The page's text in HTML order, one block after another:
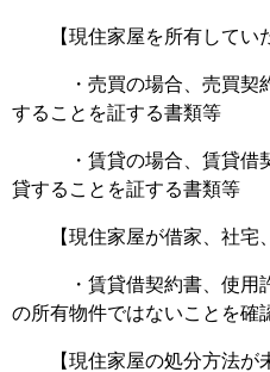
【現住家屋を所有していた
・売買の場合、売買契約(
することを証する書類等
・賃貸の場合、賃貸借契
貸することを証する書類等
【現住家屋が借家、社宅、
・賃貸借契約書、使用許
の所有物件ではないことを確
【現住家屋の処分方法が未